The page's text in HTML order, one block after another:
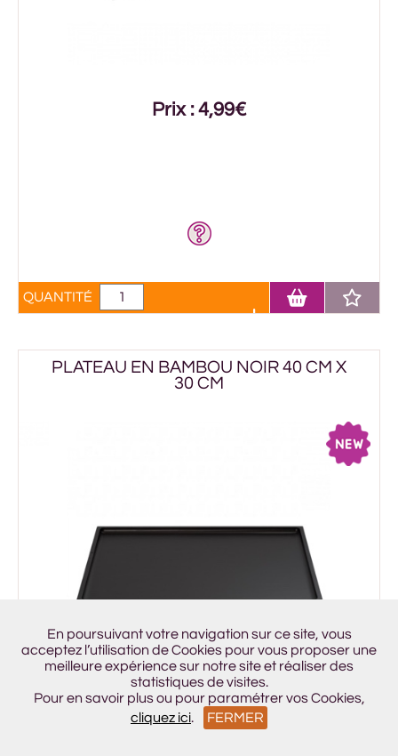
En poursuivant votre navigation sur ce site, vous
acceptez l’utilisation de Cookies pour vous proposer une
meilleure expérience sur notre site et réaliser des
statistiques de visites.
Pour en savoir plus ou pour paramétrer vos Cookies,
cliquez ici. FERMER
Prix : 4,99€
QUANTITÉ
PLATEAU EN BAMBOU NOIR 40 CM X
30 CM
Prix : 4,99€